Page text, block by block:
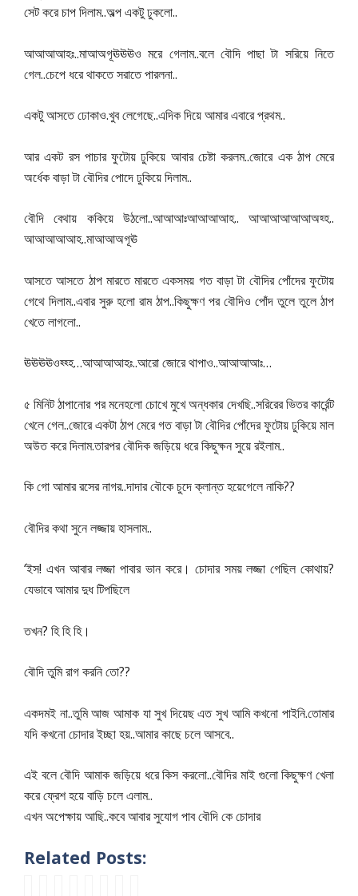
সেট করে চাপ দিলাম..অল্প একটু ঢুকলো..
আআআআহঃ..মাআঅগূঊঊঊও মরে গেলাম..বলে বৌদি পাছা টা সরিয়ে নিতে
গেল..চেপে ধরে থাকতে সরাতে পারলনা..
একটু আসতে ঢোকাও.খুব লেগেছে..এদিক দিয়ে আমার এবারে প্রথম..
আর একট রস পাচার ফুটোয় ঢুকিয়ে আবার চেষ্টা করলম..জোরে এক ঠাপ মেরে
অর্ধেক বাড়া টা বৌদির পোদে ঢুকিয়ে দিলাম..
বৌদি বেথায় ককিয়ে উঠলো..আআআঃআআআআহ.. আআআআআআঅহ্হ..
আআআআআহ..মাআআঅগূঊ
আসতে আসতে ঠাপ মারতে মারতে একসময় গত বাড়া টা বৌদির পোঁদের ফুটোয়
গেথে দিলাম..এবার সুরু হলো রাম ঠাপ..কিছুক্ষণ পর বৌদিও পোঁদ তুলে তুলে ঠাপ
খেতে লাগলো..
ঊঊঊঊওহ্হ্হ…আআআআহঃ..আরো জোরে থাপাও..আআআআঃ…
৫ মিনিট ঠাপানোর পর মনেহলো চোখে মুখে অন্ধকার দেখছি..সরিরের ভিতর কার্রেন্ট
খেলে গেল..জোরে একটা ঠাপ মেরে গত বাড়া টা বৌদির পোঁদের ফুটোয় ঢুকিয়ে মাল
অউত করে দিলাম.তারপর বৌদিক জড়িয়ে ধরে কিছুক্ষন সুয়ে রইলাম..
কি গো আমার রসের নাগর..দাদার বৌকে চুদে ক্লান্ত হয়েগেলে নাকি??
বৌদির কথা সুনে লজ্জায় হাসলাম..
‘ইস! এখন আবার লজ্জা পাবার ভান করে। চোদার সময় লজ্জা গেছিল কোথায়?
যেভাবে আমার দুধ টিপছিলে
তখন? হি হি হি।
বৌদি তুমি রাগ করনি তো??
একদমই না..তুমি আজ আমাক যা সুখ দিয়েছ এত সুখ আমি কখনো পাইনি.তোমার
যদি কখনো চোদার ইচ্ছা হয়..আমার কাছে চলে আসবে..
এই বলে বৌদি আমাক জড়িয়ে ধরে কিস করলো..বৌদির মাই গুলো কিছুক্ষণ খেলা
করে ফ্রেশ হয়ে বাড়ি চলে এলাম..
এখন অপেক্ষায় আছি..কবে আবার সুযোগ পাব বৌদি কে চোদার
Related Posts: